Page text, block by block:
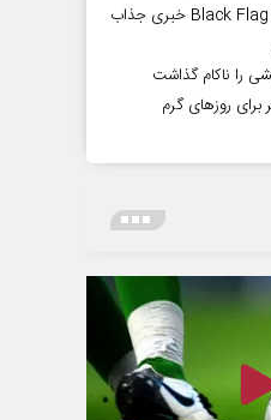
بازگشت Black Flag Resynced خبری جذاب
را ناکام گذاشت
روز‌های گرم